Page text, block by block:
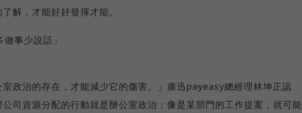
解，才能好好發揮才能。
事少說話」
室政治的存在，才能減少它的傷害。」康迅payeasy總經理林坤正認
司資源分配的行動就是辦公室政治；像是某部門的工作提案，就可能